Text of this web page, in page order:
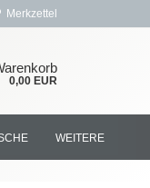
Merkzettel
0,00 EUR
WEITERE